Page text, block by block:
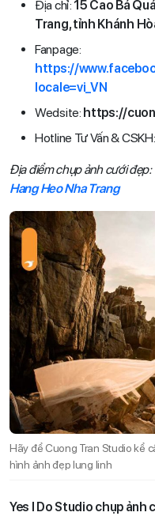
Địa chỉ: 15 Cao Bá
Trang, tỉnh Khánh
Fanpage:
https://
locale=vi_VN
Wedsite: https://
Hotline Tư Vấn & CSKH:
Địa điểm chụp ảnh cưới đẹp:
Hang Heo Nha Trang
Hãy để Cuong Tran Studio kể
hình ảnh đẹp lung linh
Yes I Do Studio chụp ảnh